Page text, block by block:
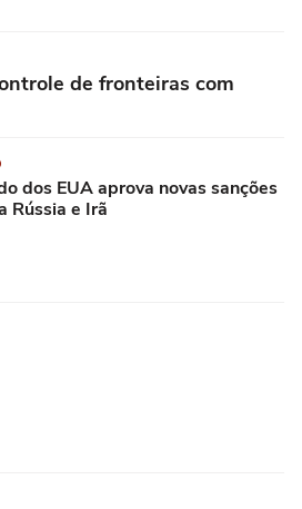
de fronteiras com
dos EUA aprova novas sanções
Rússia e Irã